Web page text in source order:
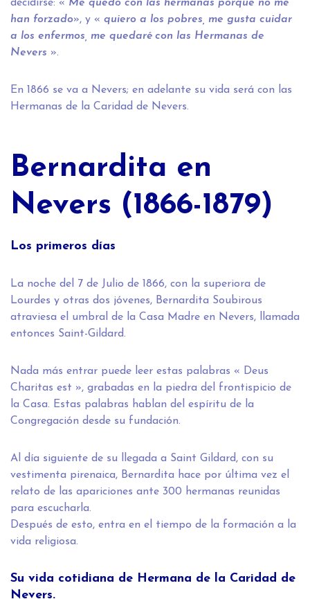
decidirse: « Me quedo con las hermanas porque no me
han forzado», y « quiero a los pobres, me gusta cuidar
a los enfermos, me quedaré con las Hermanas de
Nevers ».
En 1866 se va a Nevers; en adelante su vida será con las
Hermanas de la Caridad de Nevers.
Bernardita en
Nevers (1866-1879)
Los primeros días
La noche del 7 de Julio de 1866, con la superiora de
Lourdes y otras dos jóvenes, Bernardita Soubirous
atraviesa el umbral de la Casa Madre en Nevers, llamada
entonces Saint-Gildard.
Nada más entrar puede leer estas palabras « Deus
Charitas est », grabadas en la piedra del frontispicio de
la Casa. Estas palabras hablan del espíritu de la
Congregación desde su fundación.
Al día siguiente de su llegada a Saint Gildard, con su
vestimenta pirenaica, Bernardita hace por última vez el
relato de las apariciones ante 300 hermanas reunidas
para escucharla.
Después de esto, entra en el tiempo de la formación a la
vida religiosa.
Su vida cotidiana de Hermana de la Caridad de
Nevers.